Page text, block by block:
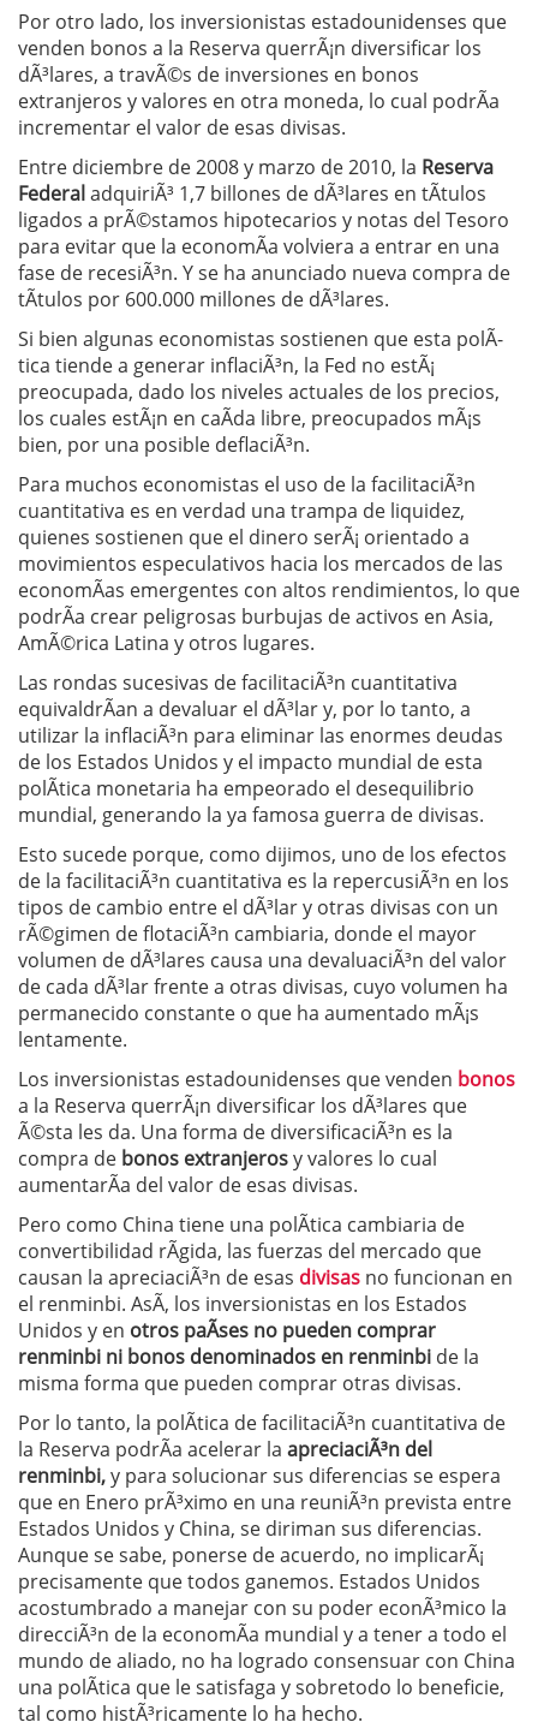
Por otro lado, los inversionistas estadounidenses que
venden bonos a la Reserva querrÃ¡n diversificar los
dÃ³lares, a travÃ©s de inversiones en bonos
extranjeros y valores en otra moneda, lo cual podrÃ­a
incrementar el valor de esas divisas.
Entre diciembre de 2008 y marzo de 2010, la Reserva
FederaladquiriÃ³ 1,7 billones de dÃ³lares en tÃ­tulos
ligados a prÃ©stamos hipotecarios y notas del Tesoro
para evitar que la economÃ­a volviera a entrar en una
fase de recesiÃ³n. Y se ha anunciado nueva compra de
tÃ­tulos por 600.000 millones de dÃ³lares.
Si bien algunas economistas sostienen que esta polÃ­
tica tiende a generar inflaciÃ³n, la Fed no estÃ¡
preocupada, dado los niveles actuales de los precios,
los cuales estÃ¡n en caÃ­da libre, preocupados mÃ¡s
bien, por una posible deflaciÃ³n.
Para muchos economistas el uso de la facilitaciÃ³n
cuantitativa es en verdad una trampa de liquidez,
quienes sostienen que el dinero serÃ¡ orientado a
movimientos especulativos hacia los mercados de las
economÃ­as emergentes con altos rendimientos, lo que
podrÃ­a crear peligrosas burbujas de activos en Asia,
AmÃ©rica Latina y otros lugares.
Las rondas sucesivas de facilitaciÃ³n cuantitativa
equivaldrÃ­an a devaluar el dÃ³lar y, por lo tanto, a
utilizar la inflaciÃ³n para eliminar las enormes deudas
de los Estados Unidos y el impacto mundial de esta
polÃ­tica monetaria ha empeorado el desequilibrio
mundial, generando la ya famosa guerra de divisas.
Esto sucede porque, como dijimos, uno de los efectos
de la facilitaciÃ³n cuantitativa es la repercusiÃ³n en los
tipos de cambio entre el dÃ³lar y otras divisas con un
rÃ©gimen de flotaciÃ³n cambiaria, donde el mayor
volumen de dÃ³lares causa una devaluaciÃ³n del valor
de cada dÃ³lar frente a otras divisas, cuyo volumen ha
permanecido constante o que ha aumentado mÃ¡s
lentamente.
Los inversionistas estadounidenses que venden bonos
a la Reserva querrÃ¡n diversificar los dÃ³lares que
Ã©sta les da. Una forma de diversificaciÃ³n es la
compra de bonos extranjerosy valores lo cual
aumentarÃ­a del valor de esas divisas.
Pero como China tiene una polÃ­tica cambiaria de
convertibilidad rÃ­gida, las fuerzas del mercado que
causan la apreciaciÃ³n de esas divisas no funcionan en
el renminbi. AsÃ­, los inversionistas en los Estados
Unidos y en otros paÃ­ses no pueden comprar
renminbi ni bonos denominados en renminbi de la
misma forma que pueden comprar otras divisas.
Por lo tanto, la polÃ­tica de facilitaciÃ³n cuantitativa de
la Reserva podrÃ­a acelerar la apreciaciÃ³n del
renminbi,y para solucionar sus diferencias se espera
que en Enero prÃ³ximo en una reuniÃ³n prevista entre
Estados Unidos y China, se diriman sus diferencias.
Aunque se sabe, ponerse de acuerdo, no implicarÃ¡
precisamente que todos ganemos. Estados Unidos
acostumbrado a manejar con su poder econÃ³mico la
direcciÃ³n de la economÃ­a mundial y a tener a todo el
mundo de aliado, no ha logrado consensuar con China
una polÃ­tica que le satisfaga y sobretodo lo beneficie,
tal como histÃ³ricamente lo ha hecho.